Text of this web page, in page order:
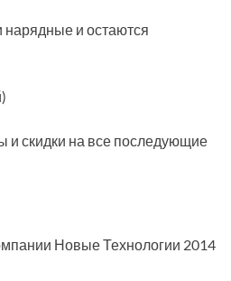
нарядные и остаются
и скидки на все последующие
Новые Технологии 2014